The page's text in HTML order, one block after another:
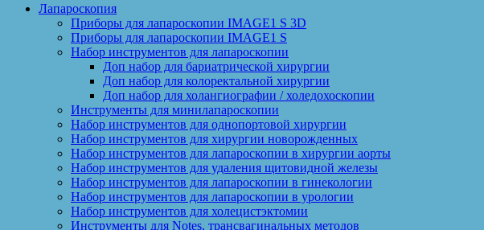
Лапароскопия
Приборы для лапароскопии IMAGE1 S 3D
Приборы для лапароскопии IMAGE1 S
Набор инструментов для лапароскопии
Доп набор для бариатрической хирургии
Доп набор для колоректальной хирургии
Доп набор для холангиографии / холедохоскопии
Инструменты для минилапароскопии
Набор инструментов для однопортовой хирургии
Набор инструментов для хирургии новорожденных
Набор инструментов для лапароскопии в хирургии аорты
Набор инструментов для удаления щитовидной железы
Набор инструментов для лапароскопии в гинекологии
Набор инструментов для лапароскопии в урологии
Набор инструментов для холецистэктомии
Инструменты для Notes, трансвагинальных методов